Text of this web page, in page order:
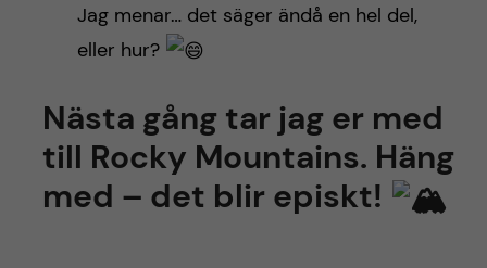
Jag menar… det säger ändå en hel del,
eller hur?
Nästa gång tar jag er med
till Rocky Mountains. Häng
med – det blir episkt!